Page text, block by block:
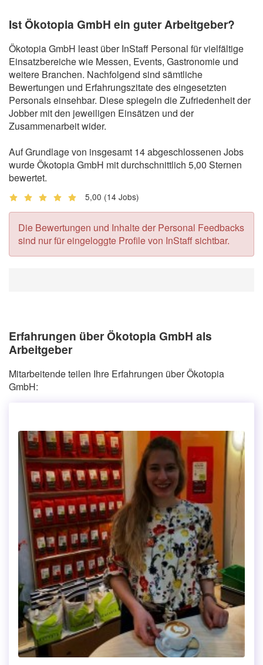
Ist Ökotopia GmbH ein guter Arbeitgeber?
Ökotopia GmbH least über InStaff Personal für vielfältige
Einsatzbereiche wie Messen, Events, Gastronomie und
weitere Branchen. Nachfolgend sind sämtliche
Bewertungen und Erfahrungszitate des eingesetzten
Personals einsehbar. Diese spiegeln die Zufriedenheit der
Jobber mit den jeweiligen Einsätzen und der
Zusammenarbeit wider.
Auf Grundlage von insgesamt 14 abgeschlossenen Jobs
wurde Ökotopia GmbH mit durchschnittlich 5,00 Sternen
bewertet.
5,00 (14 Jobs)
Die Bewertungen und Inhalte der Personal Feedbacks
sind nur für eingeloggte Profile von InStaff sichtbar.
Erfahrungen über Ökotopia GmbH als
Arbeitgeber
Mitarbeitende teilen Ihre Erfahrungen über Ökotopia
GmbH: